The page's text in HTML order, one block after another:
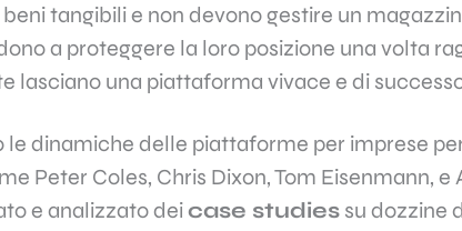
tangibili e non devono gestire un
a proteggere la loro posizione una volta
lasciano una piattaforma vivace e di
le dinamiche delle piattaforme per imprese per
Peter Coles, Chris Dixon, Tom Eisenmann, e
e analizzato deicase studies su dozzine